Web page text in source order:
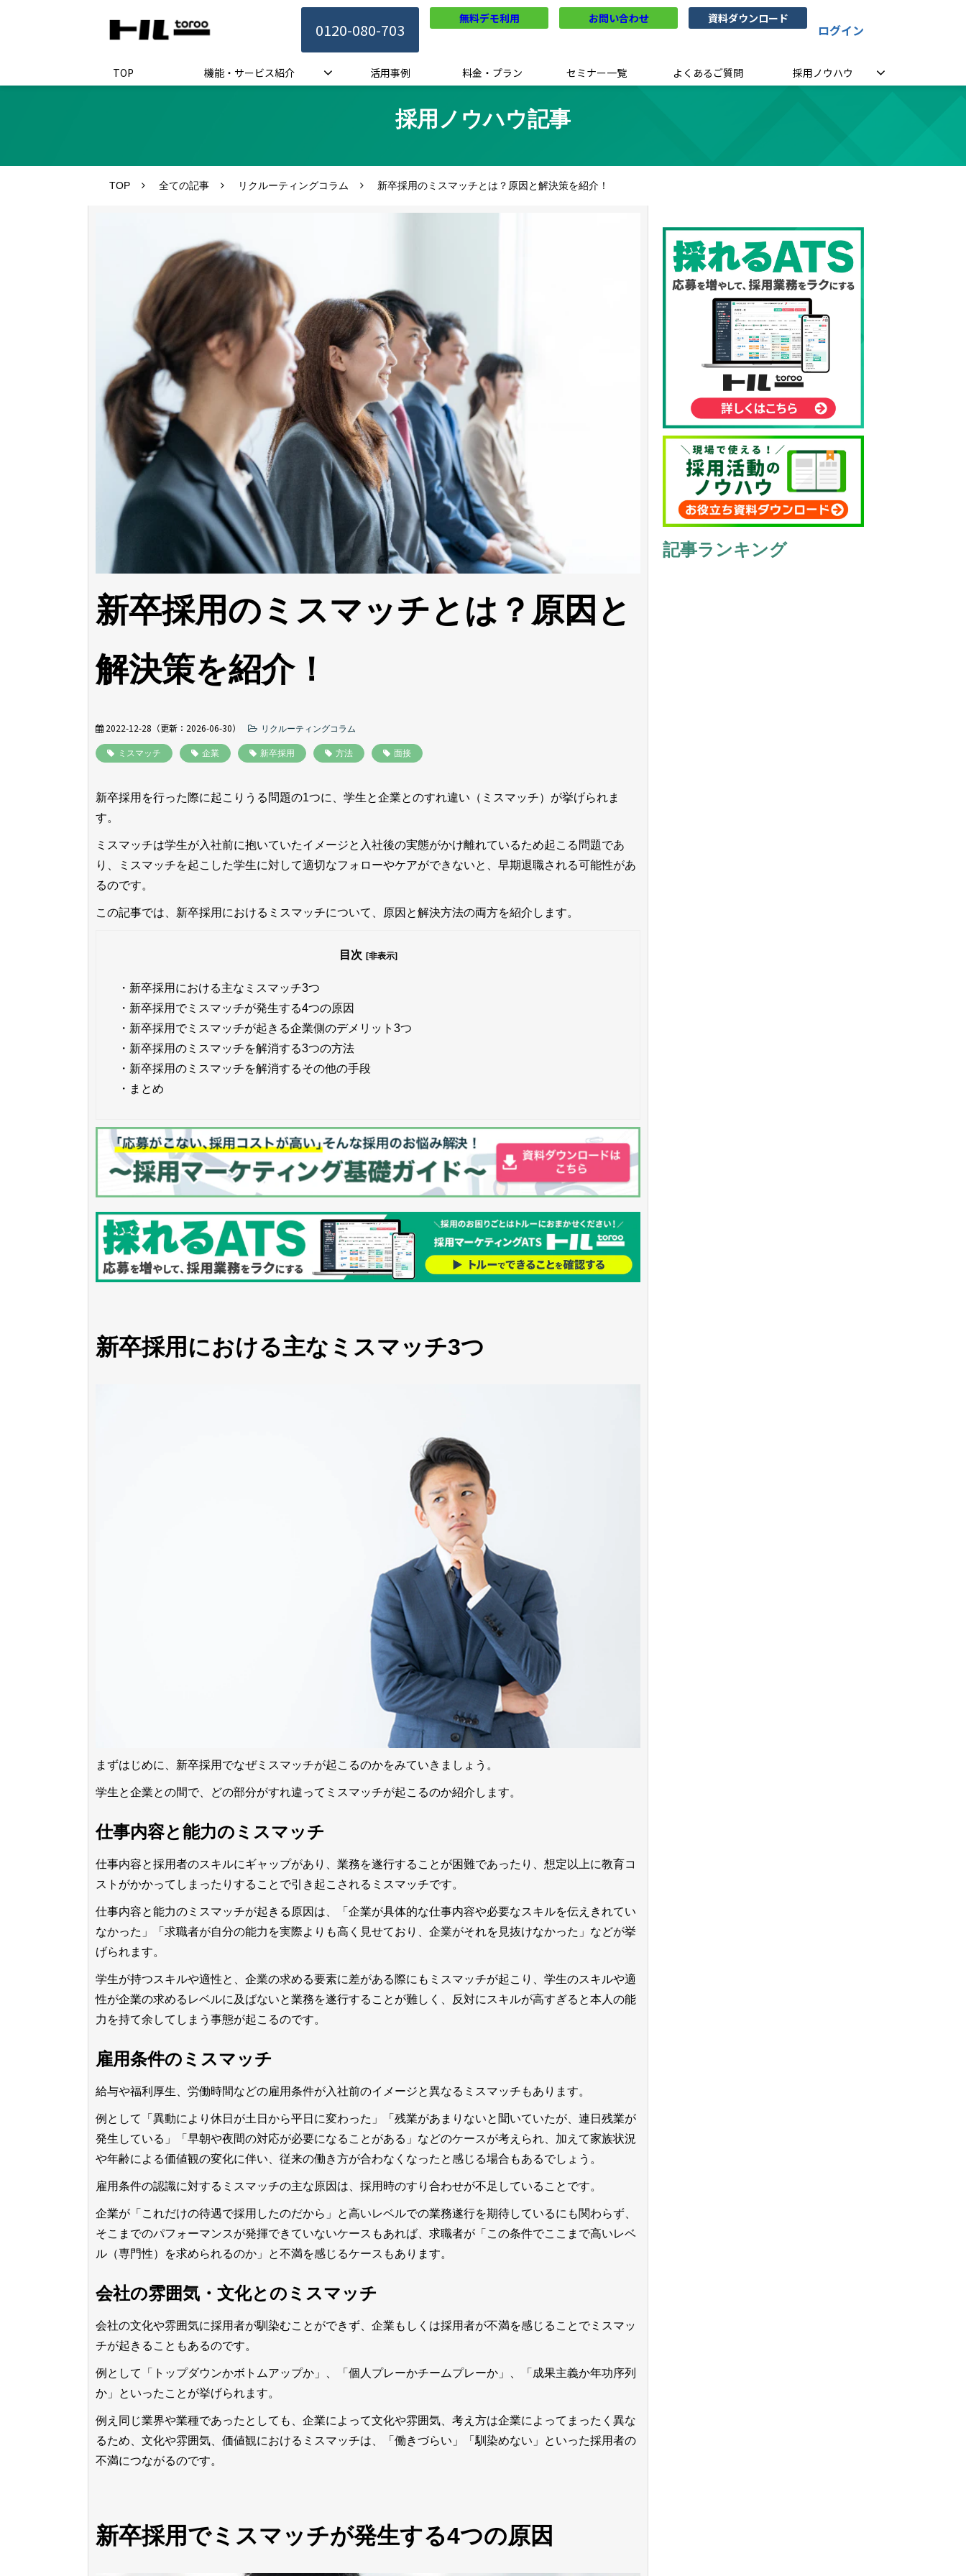
0120-080-703
無料デモ利用 お問い合わせ 資料ダウンロード
ログイン
TOP 機能・サービス紹介 活用事例 料金・プラン セミナー一覧 よくあるご質問 採用ノウハウ
採用ノウハウ記事
TOP 全ての記事 リクルーティングコラム 新卒採用のミスマッチとは？原因と解決策を紹介！
新卒採用のミスマッチとは？原因と
解決策を紹介！
2022-12-28 （更新： 2026-06-30） リクルーティングコラム
ミスマッチ 企業 新卒採用 方法 面接
新卒採用を行った際に起こりうる問題の1つに、学生と企業とのすれ違い（ミスマッチ）が挙げられま
す。
ミスマッチは学生が入社前に抱いていたイメージと入社後の実態がかけ離れているため起こる問題であ
り、ミスマッチを起こした学生に対して適切なフォローやケアができないと、早期退職される可能性があ
るのです。
この記事では、新卒採用におけるミスマッチについて、原因と解決方法の両方を紹介します。
目次 [非表示]
・ 新卒採用における主なミスマッチ3つ
・ 新卒採用でミスマッチが発生する4つの原因
・ 新卒採用でミスマッチが起きる企業側のデメリット3つ
・ 新卒採用のミスマッチを解消する3つの方法
・ 新卒採用のミスマッチを解消するその他の手段
・ まとめ
新卒採用における主なミスマッチ3つ
まずはじめに、新卒採用でなぜミスマッチが起こるのかをみていきましょう。
学生と企業との間で、どの部分がすれ違ってミスマッチが起こるのか紹介します。
仕事内容と能力のミスマッチ
仕事内容と採用者のスキルにギャップがあり、業務を遂行することが困難であったり、想定以上に教育コ
ストがかかってしまったりすることで引き起こされるミスマッチです。
仕事内容と能力のミスマッチが起きる原因は、「企業が具体的な仕事内容や必要なスキルを伝えきれてい
なかった」「求職者が自分の能力を実際よりも高く見せており、企業がそれを見抜けなかった」などが挙
げられます。
学生が持つスキルや適性と、企業の求める要素に差がある際にもミスマッチが起こり、学生のスキルや適
性が企業の求めるレベルに及ばないと業務を遂行することが難しく、反対にスキルが高すぎると本人の能
力を持て余してしまう事態が起こるのです。
雇用条件のミスマッチ
給与や福利厚生、労働時間などの雇用条件が入社前のイメージと異なるミスマッチもあります。
例として「異動により休日が土日から平日に変わった」「残業があまりないと聞いていたが、連日残業が
発生している」「早朝や夜間の対応が必要になることがある」などのケースが考えられ、加えて家族状況
や年齢による価値観の変化に伴い、従来の働き方が合わなくなったと感じる場合もあるでしょう。
雇用条件の認識に対するミスマッチの主な原因は、採用時のすり合わせが不足していること です。
企業が「これだけの待遇で採用したのだから」と高いレベルでの業務遂行を期待しているにも関わらず、
そこまでのパフォーマンスが発揮できていないケースもあれば、求職者が「この条件でここまで高いレベ
ル（専門性）を求められるのか」と不満を感じるケースもあります。
会社の雰囲気・文化とのミスマッチ
会社の文化や雰囲気に採用者が馴染むことができず、企業もしくは採用者が不満を感じることでミスマッ
チが起きることもあるのです。
例として「トップダウンかボトムアップか」、「個人プレーかチームプレーか」、「成果主義か年功序列
か」といったことが挙げられます。
例え同じ業界や業種であったとしても、企業によって文化や雰囲気、考え方は企業によってまったく異な
るため、文化や雰囲気、価値観におけるミスマッチは、「働きづらい」「馴染めない」といった採用者の
不満につながるのです。
新卒採用でミスマッチが発生する4つの原因
記事ランキング